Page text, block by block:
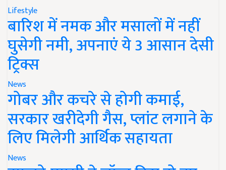
Lifestyle
बारिश में नमक और मसालों में नहीं
घुसेगी नमी, अपनाएं ये 3 आसान देसी
ट्रिक्स
News
गोबर और कचरे से होगी कमाई,
सरकार खरीदेगी गैस, प्लांट लगाने के
लिए मिलेगी आर्थिक सहायता
News